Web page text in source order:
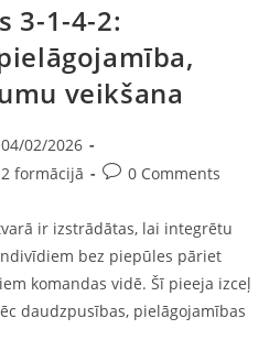
3-1-4-2:
veikšana
04/02/2026
formācijā
Post0 Comments
ir izstrādātas, lai integrētu
bez piepūles pāriet
komandas vidē. Šī pieeja izceļ
daudzpusības, pielāgojamības